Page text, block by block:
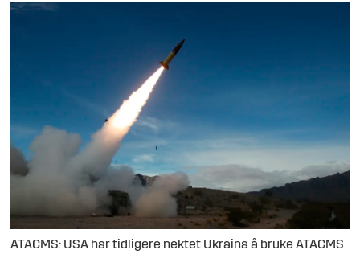
ATACMS: USA har tidligere nektet Ukraina å bruke ATACMS